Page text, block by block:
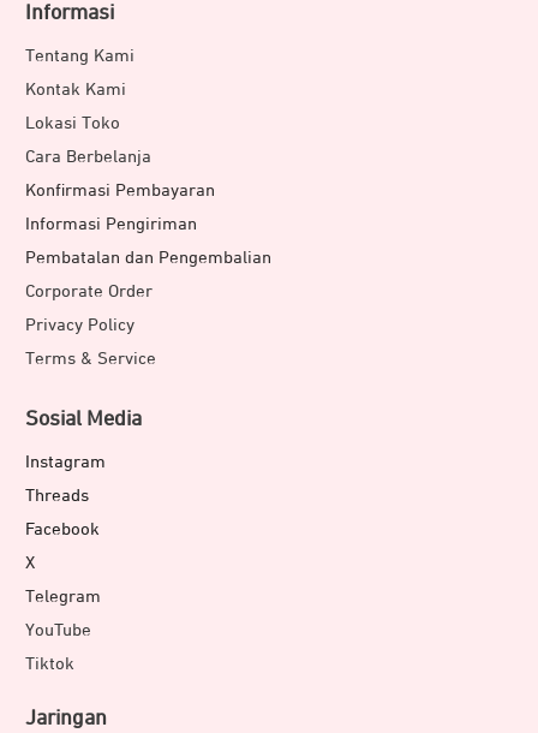
Informasi
Tentang Kami
Kontak Kami
Lokasi Toko
Cara Berbelanja
Konfirmasi Pembayaran
Informasi Pengiriman
Pembatalan dan Pengembalian
Corporate Order
Privacy Policy
Terms & Service
Sosial Media
Instagram
Threads
Facebook
X
Telegram
YouTube
Tiktok
Jaringan